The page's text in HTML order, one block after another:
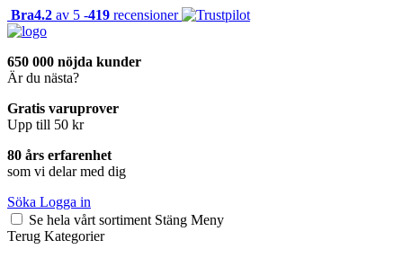
Bra4.2 av 5 -419 recensioner
650 000 nöjda kunder
Är du nästa?
Gratis varuprover
Upp till 50 kr
80 års erfarenhet
som vi delar med dig
Söka Logga in
Se hela vårt sortiment Stäng Meny
Terug Kategorier